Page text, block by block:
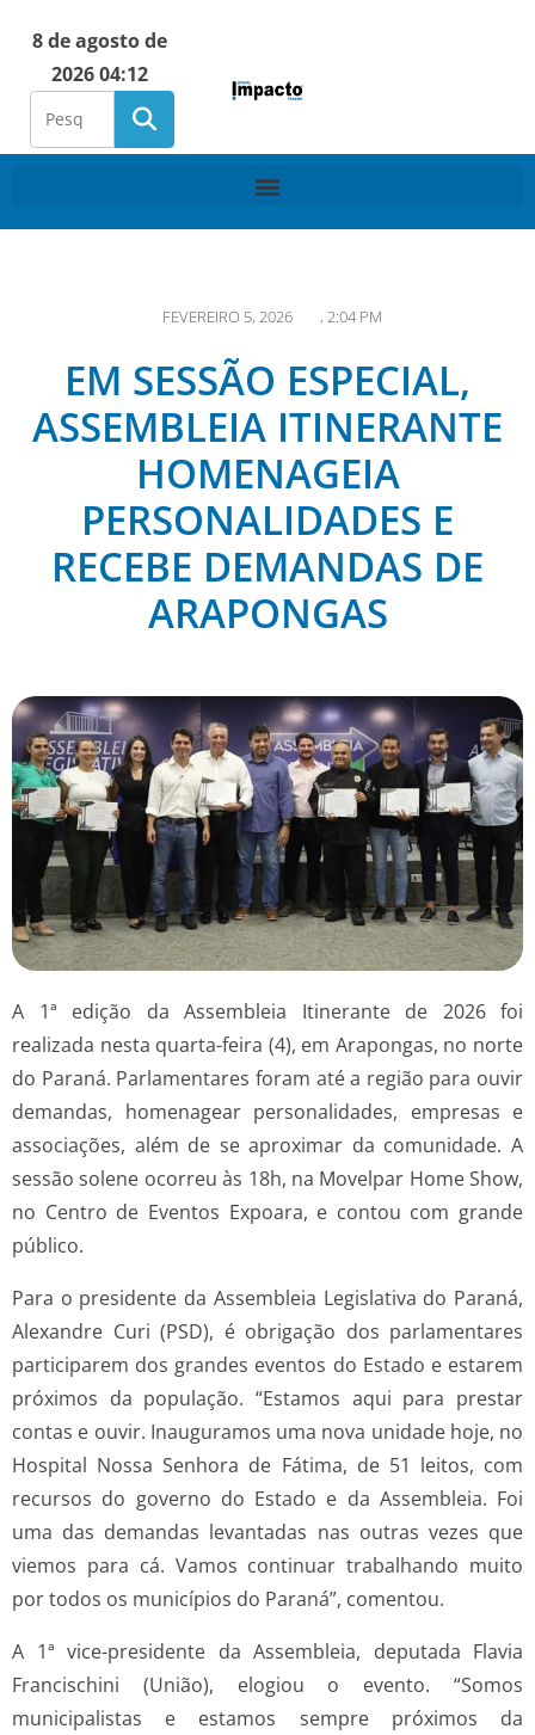
8 de agosto de
2026 04:12
FEVEREIRO 5, 2026 , 2:04 PM
EM SESSÃO ESPECIAL,
ASSEMBLEIA ITINERANTE
HOMENAGEIA
PERSONALIDADES E
RECEBE DEMANDAS DE
ARAPONGAS
A 1ª edição da Assembleia Itinerante de 2026 foi
realizada nesta quarta-feira (4), em Arapongas, no norte
do Paraná. Parlamentares foram até a região para ouvir
demandas, homenagear personalidades, empresas e
associações, além de se aproximar da comunidade. A
sessão solene ocorreu às 18h, na Movelpar Home Show,
no Centro de Eventos Expoara, e contou com grande
público.
Para o presidente da Assembleia Legislativa do Paraná,
Alexandre Curi (PSD), é obrigação dos parlamentares
participarem dos grandes eventos do Estado e estarem
próximos da população. “Estamos aqui para prestar
contas e ouvir. Inauguramos uma nova unidade hoje, no
Hospital Nossa Senhora de Fátima, de 51 leitos, com
recursos do governo do Estado e da Assembleia. Foi
uma das demandas levantadas nas outras vezes que
viemos para cá. Vamos continuar trabalhando muito
por todos os municípios do Paraná”, comentou.
A 1ª vice-presidente da Assembleia, deputada Flavia
Francischini (União), elogiou o evento. “Somos
municipalistas e estamos sempre próximos da